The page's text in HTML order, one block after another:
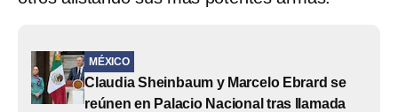
MÉXICO
Claudia Sheinbaum y Marcelo Ebrard se
reúnen en Palacio Nacional tras llamada